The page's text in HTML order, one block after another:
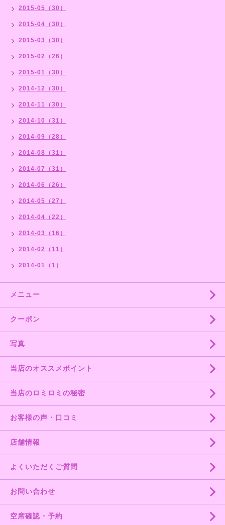
2015-05（30）
2015-04（30）
2015-03（30）
2015-02（26）
2015-01（30）
2014-12（30）
2014-11（30）
2014-10（31）
2014-09（28）
2014-08（31）
2014-07（31）
2014-06（26）
2014-05（27）
2014-04（22）
2014-03（16）
2014-02（11）
2014-01（1）
メニュー
クーポン
写真
当店のオススメポイント
当店のロミロミの秘密
お客様の声・口コミ
店舗情報
よくいただくご質問
お問い合わせ
空席確認・予約